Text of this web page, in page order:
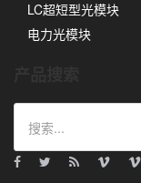
LC超短型光模块
电力光模块